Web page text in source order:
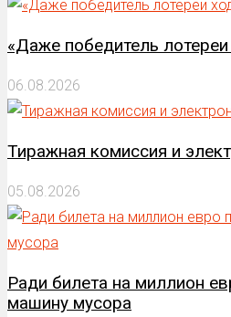
«Даже победитель
06.08.2026
Тиражная комиссия и
05.08.2026
Ради билета на миллион
машину мусора